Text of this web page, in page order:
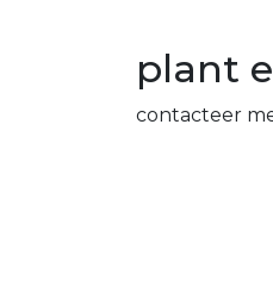
plant
contacteer